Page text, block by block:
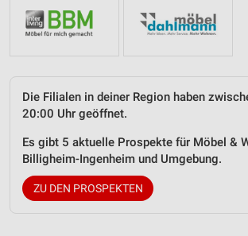
Die Filialen in deiner Region haben
20:00 Uhr geöffnet.
Es gibt 5 aktuelle Prospekte für Möbel &
Billigheim-Ingenheim und Umgebung.
ZU DEN PROSPEKTEN